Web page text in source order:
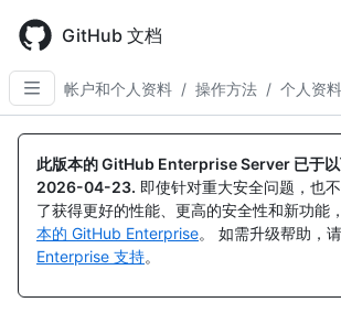
main
content
GitHub 文档
帐户和个人资料 / 操作方法 / 个人资
此版本的 GitHub Enterprise Server 已于
2026-04-23. 即使针对重大安全问题，也
了获得更好的性能、更高的安全性和新功能
本的 GitHub Enterprise。 如需升级帮助，请
Enterprise 支持。